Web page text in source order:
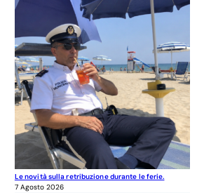
Le novità sulla retribuzione durante le ferie.
7 Agosto 2026